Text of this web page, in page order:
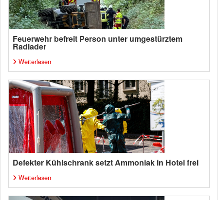
Feuerwehr befreit Person unter umgestürztem
Radlader
Weiterlesen
Defekter Kühlschrank setzt Ammoniak in Hotel frei
Weiterlesen